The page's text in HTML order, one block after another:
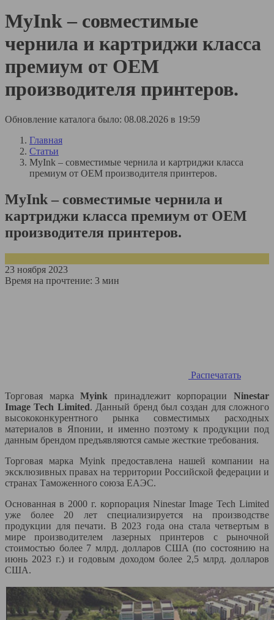
MyInk – совместимые
чернила и картриджи класса
премиум от OEM
производителя принтеров.
Обновление каталога было: 08.08.2026 в 19:59
Главная
Статьи
MyInk – совместимые чернила и картриджи класса
премиум от OEM производителя принтеров.
MyInk – совместимые чернила и
картриджи класса премиум от OEM
производителя принтеров.
23 ноября 2023
Время на прочтение: 3 мин
Распечатать
Торговая маркаMyink принадлежит корпорацииNinestar
Image Tech Limited. Данный бренд был создан для сложного
высококонкурентного рынка совместимых расходных
материалов в Японии, и именно поэтому к продукции под
данным брендом предъявляются самые жесткие требования.
Торговая марка Myink предоставлена нашей компании на
эксклюзивных правах на территории Российской федерации и
странах Таможенного союза ЕАЭС.
Основанная в 2000 г. корпорация Ninestar Image Tech Limited
уже более 20 лет специализируется на производстве
продукции для печати. В 2023 года она стала четвертым в
мире производителем лазерных принтеров с рыночной
стоимостью более 7 млрд. долларов США (по состоянию на
июнь 2023 г.) и годовым доходом более 2,5 млрд. долларов
США.